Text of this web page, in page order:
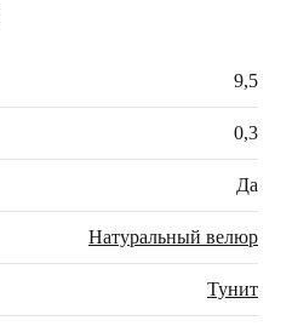
9,5
0,3
Да
Натуральный велюр
Тунит